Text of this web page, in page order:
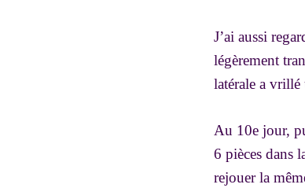
J’ai aussi
légèrement
latérale a
Au 10e jour,
6 pièces dans
rejouer la